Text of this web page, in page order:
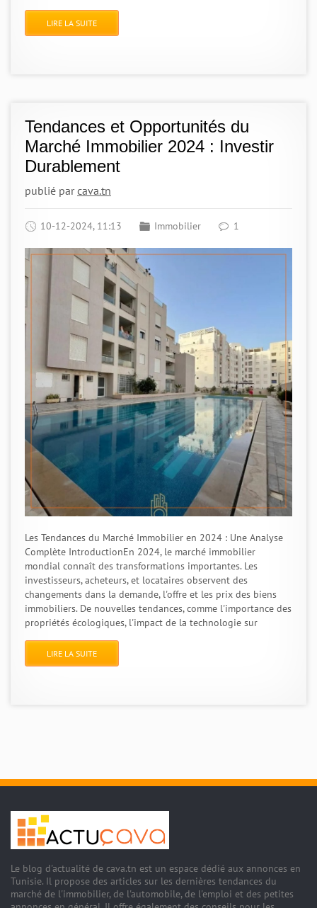
LIRE LA SUITE
Tendances et Opportunités du
Marché Immobilier 2024 : Investir
Durablement
publié parcava.tn
10-12-2024, 11:13 Immobilier 1
Les Tendances du Marché Immobilier en 2024 : Une Analyse
Complète IntroductionEn 2024, le marché immobilier
mondial connaît des transformations importantes. Les
investisseurs, acheteurs, et locataires observent des
changements dans la demande, l'offre et les prix des biens
immobiliers. De nouvelles tendances, comme l'importance des
propriétés écologiques, l'impact de la technologie sur
LIRE LA SUITE
Le blog d'actualité de cava.tn est un espace dédié aux annonces en
Tunisie. Il propose des articles sur les dernières tendances du
marché de l'immobilier, de l'automobile, de l'emploi et des petites